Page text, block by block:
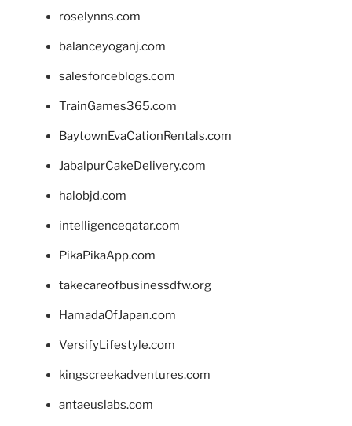
roselynns.com
balanceyoganj.com
salesforceblogs.com
TrainGames365.com
BaytownEvaCationRentals.com
JabalpurCakeDelivery.com
halobjd.com
intelligenceqatar.com
PikaPikaApp.com
takecareofbusinessdfw.org
HamadaOfJapan.com
VersifyLifestyle.com
kingscreekadventures.com
antaeuslabs.com